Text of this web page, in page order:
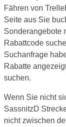
Fähren von
Seite aus Sie
Sonderangebote
Rabattcode
Suchanfrage
Rabatte
suchen.
Wenn Sie nicht
SassnitzD
nicht zwischen